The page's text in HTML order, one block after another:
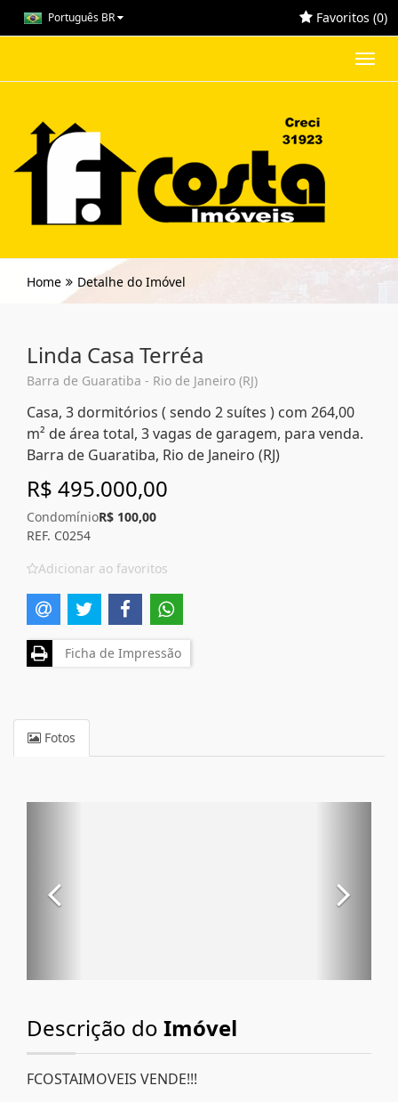
Português BR Favoritos (0)
Home Detalhe do Imóvel
Linda Casa Terréa
Barra de Guaratiba - Rio de Janeiro (RJ)
Casa, 3 dormitórios ( sendo 2 suítes ) com 264,00
m² de área total, 3 vagas de garagem, para venda.
Barra de Guaratiba, Rio de Janeiro (RJ)
R$ 495.000,00
CondomínioR$ 100,00
REF. C0254
Adicionar ao favoritos
Ficha de Impressão
Fotos
Descrição do Imóvel
FCOSTAIMOVEIS VENDE!!!